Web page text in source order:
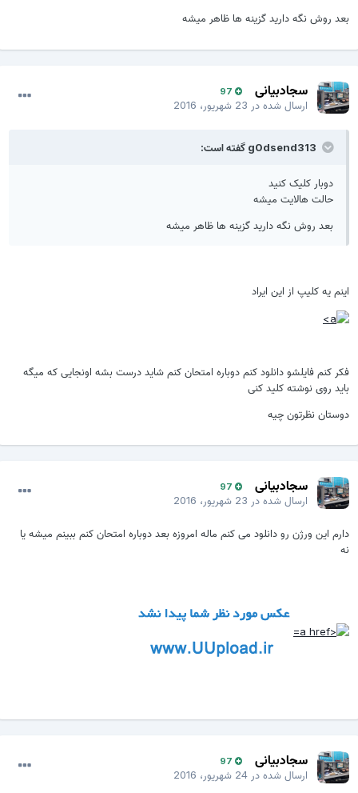
بعد روش نگه دارید گزینه ها ظاهر میشه
سجادبیانی 97
ارسال شده در23 شهریور، 2016
g0dsend313 گفته است:
دوبار کلیک کنید
حالت هالایت میشه
بعد روش نگه دارید گزینه ها ظاهر میشه
اینم یه کلیپ از این ایراد
فکر کنم فایلشو دانلود کنم دوباره امتحان کنم شاید درست بشه اونجایی که میگه
باید روی نوشته کلید کنی
دوستان نظرتون چیه
سجادبیانی 97
ارسال شده در23 شهریور، 2016
دارم این ورژن رو دانلود می کنم ماله امروزه بعد دوباره امتحان کنم ببینم میشه یا
نه
سجادبیانی 97
ارسال شده در24 شهریور، 2016